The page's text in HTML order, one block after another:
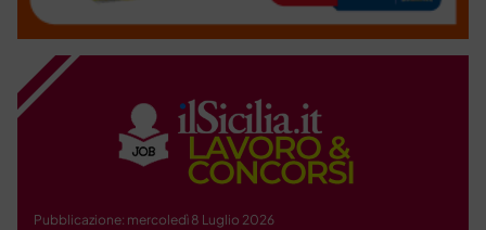
Pubblicazione: mercoledì 8 Luglio 2026